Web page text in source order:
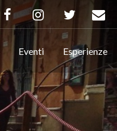
Eventi Esperienze